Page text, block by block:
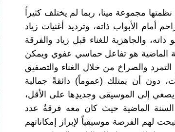
مجموعة مينا، ربما لم يختلف كثيراً
أمام الأبواب ذاته، وترديد أغنيات زياد
والجاهزية للغناء قبل زياد والفرقة
الماضية هو تفاعل حماسي عفوي ويمكن
والصراخ من خلال الغناء والتصفيق
دون أن يمتلك (عموماً) ذائقةً جمالية
يصغي إلى الموسيقى وجديدِها على الأقل،
الماضية حيث كان معه فرقةٌ عدد
لهم الفرصة موسيقياً لإبراز إمكاناتهم